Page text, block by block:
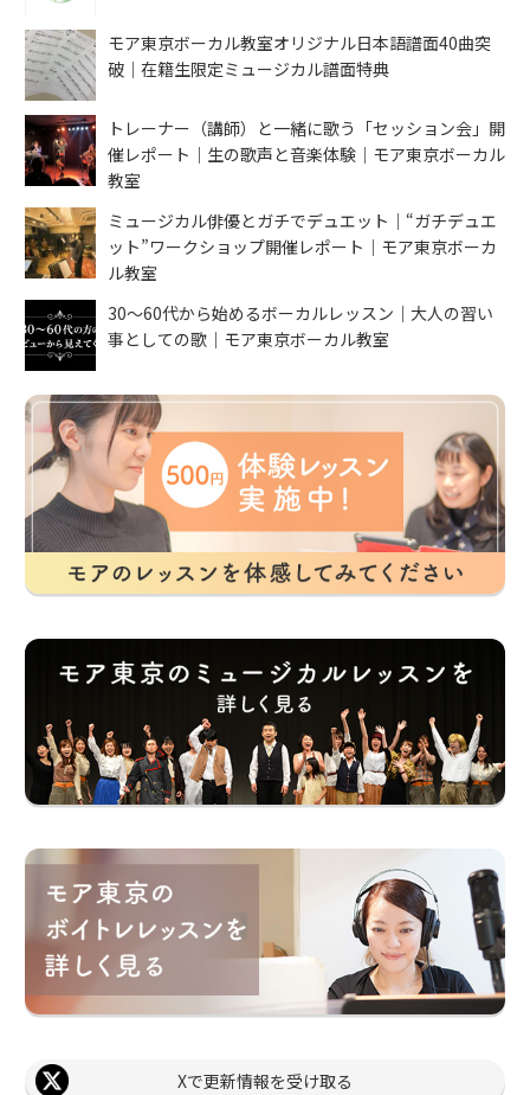
モア東京ボーカル教室オリジナル日本語譜面40曲突
破｜在籍生限定ミュージカル譜面特典
トレーナー（講師）と一緒に歌う「セッション会」開
催レポート｜生の歌声と音楽体験｜モア東京ボーカル
教室
ミュージカル俳優とガチでデュエット｜“ガチデュエ
ット”ワークショップ開催レポート｜モア東京ボーカ
ル教室
30〜60代から始めるボーカルレッスン｜大人の習い
事としての歌｜モア東京ボーカル教室
Xで更新情報を受け取る